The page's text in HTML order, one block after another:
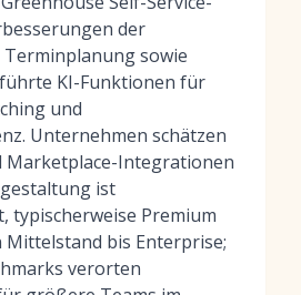
der
sowie
KI-Funktionen für
und
Unternehmen schätzen
Marketplace-Integrationen
ist
typischerweise Premium
bis Enterprise;
verorten